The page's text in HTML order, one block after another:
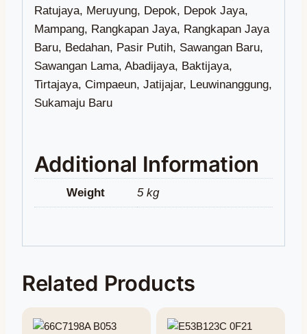
Additional Information
Weight 5 kg
Related Products